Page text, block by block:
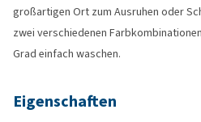
großartigen Ort zum Ausruhen oder
zwei verschiedenen
Grad einfach waschen.
Eigenschaften